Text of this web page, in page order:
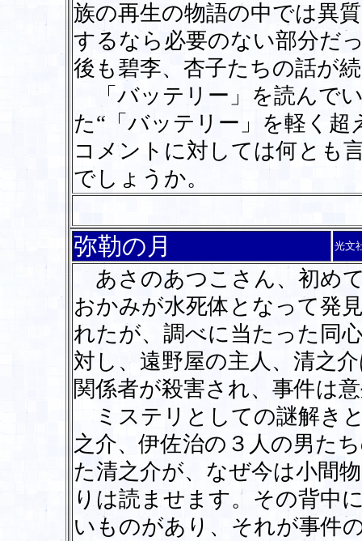
族の再生の物語の中では異
するなら必要のない部分だ
後も碧李、杏子たちの話が
「バッテリー」を読んで
た“「バッテリー」を軽く
コメントに対しては何とも
でしょうか。
弥勒の月 光文
あさのあつこさん、初め
おかみが水死体となって発
れたが、調べに当たった同
対し、遠野屋の主人、清之
関係者が殺害され、事件は
ミステリとしての謎解き
之介、伊佐治の３人の男た
た清之介が、なぜ今は小間
りは読ませます。その背中
いものがあり、それが事件